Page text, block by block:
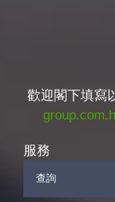
歡迎閣下填寫
服務